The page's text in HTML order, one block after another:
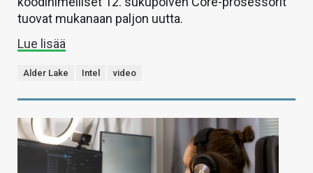
tuovat mukanaan paljon uutta.
Lue lisää
Alder Lake Intel video